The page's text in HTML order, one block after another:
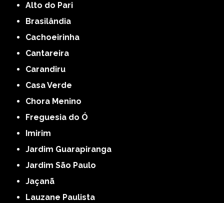
Alto do Pari
Brasilândia
Cachoeirinha
Cantareira
Carandiru
Casa Verde
Chora Menino
Freguesia do Ó
Imirim
Jardim Guarapiranga
Jardim São Paulo
Jaçanã
Lauzane Paulista